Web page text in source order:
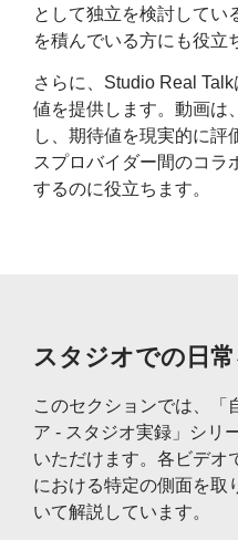
として独立を検討してい
を積んでいる方にも役立
さらに、Studio Real
値を提供します。動画は
し、期待値を現実的に評
スプロバイダー間のコラ
するのに役立ちます。
スタジオでの日
このセクションでは、「
ア - スタジオ実録」シリ
いただけます。各ビデオ
における特定の側面を取
いて解説しています。